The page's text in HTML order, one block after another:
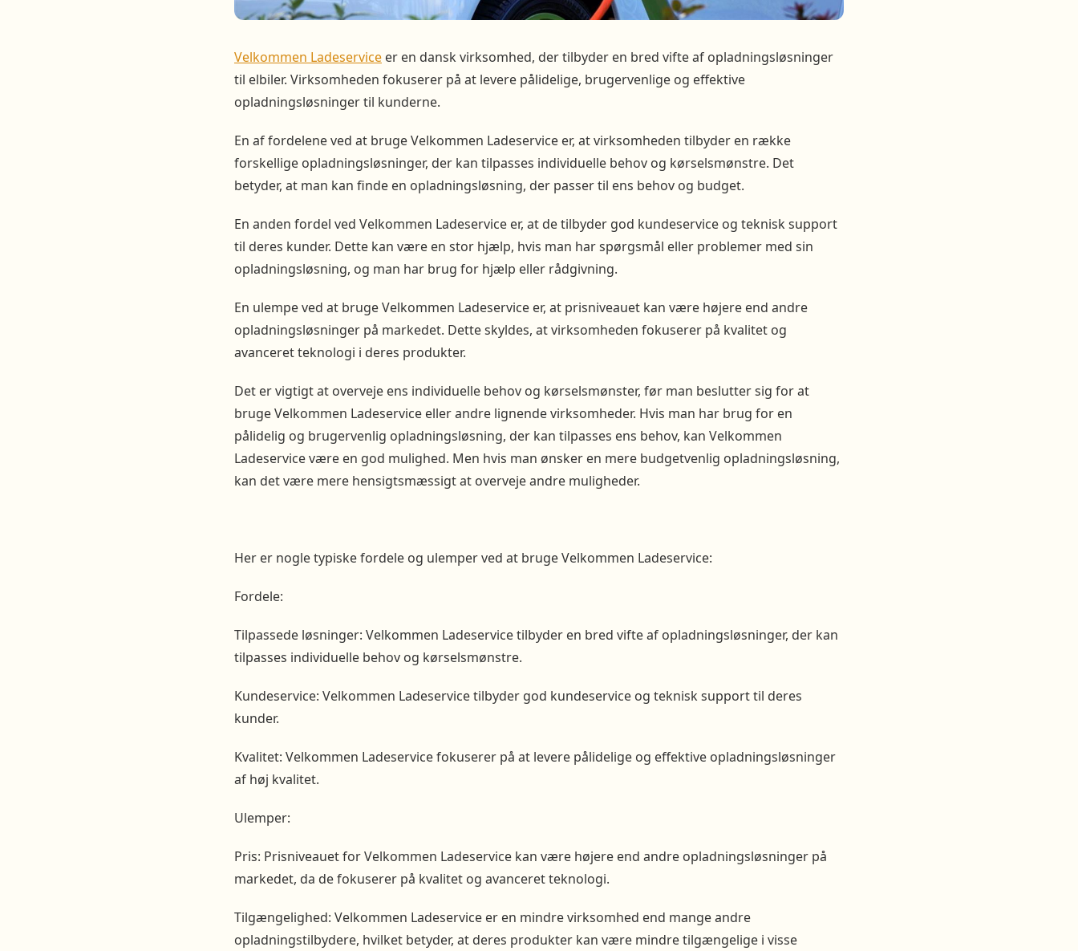
Velkommen Ladeservice er en dansk virksomhed, der tilbyder en bred vifte af opladningsløsninger
til elbiler. Virksomheden fokuserer på at levere pålidelige, brugervenlige og effektive
opladningsløsninger til kunderne.
En af fordelene ved at bruge Velkommen Ladeservice er, at virksomheden tilbyder en række
forskellige opladningsløsninger, der kan tilpasses individuelle behov og kørselsmønstre. Det
betyder, at man kan finde en opladningsløsning, der passer til ens behov og budget.
En anden fordel ved Velkommen Ladeservice er, at de tilbyder god kundeservice og teknisk support
til deres kunder. Dette kan være en stor hjælp, hvis man har spørgsmål eller problemer med sin
opladningsløsning, og man har brug for hjælp eller rådgivning.
En ulempe ved at bruge Velkommen Ladeservice er, at prisniveauet kan være højere end andre
opladningsløsninger på markedet. Dette skyldes, at virksomheden fokuserer på kvalitet og
avanceret teknologi i deres produkter.
Det er vigtigt at overveje ens individuelle behov og kørselsmønster, før man beslutter sig for at
bruge Velkommen Ladeservice eller andre lignende virksomheder. Hvis man har brug for en
pålidelig og brugervenlig opladningsløsning, der kan tilpasses ens behov, kan Velkommen
Ladeservice være en god mulighed. Men hvis man ønsker en mere budgetvenlig opladningsløsning,
kan det være mere hensigtsmæssigt at overveje andre muligheder.
Her er nogle typiske fordele og ulemper ved at bruge Velkommen Ladeservice:
Fordele:
Tilpassede løsninger: Velkommen Ladeservice tilbyder en bred vifte af opladningsløsninger, der kan
tilpasses individuelle behov og kørselsmønstre.
Kundeservice: Velkommen Ladeservice tilbyder god kundeservice og teknisk support til deres
kunder.
Kvalitet: Velkommen Ladeservice fokuserer på at levere pålidelige og effektive opladningsløsninger
af høj kvalitet.
Ulemper:
Pris: Prisniveauet for Velkommen Ladeservice kan være højere end andre opladningsløsninger på
markedet, da de fokuserer på kvalitet og avanceret teknologi.
Tilgængelighed: Velkommen Ladeservice er en mindre virksomhed end mange andre
opladningstilbydere, hvilket betyder, at deres produkter kan være mindre tilgængelige i visse